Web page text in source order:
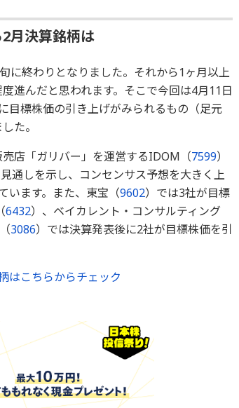
月決算銘柄は
に終わりとなりました。それから1ヶ月以上
進んだと思われます。そこで今回は4月11日
目標株価の引き上げがみられるもの（足元
た。
店「ガリバー」を運営するIDOM（7599）
通しを示し、コンセンサス予想を大きく上
います。また、東宝（9602）では3社が目標
6432）、ベイカレント・コンサルティング
3086）では決算発表後に2社が目標株価を引
はこちらからチェック